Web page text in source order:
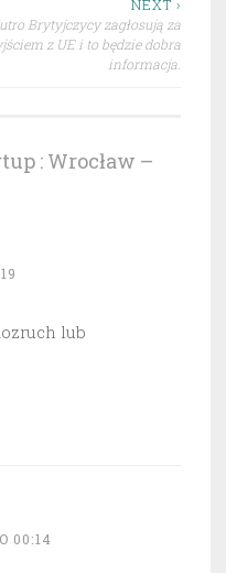
NEXT ›
Brytyjczycy zagłosują za
z UE i to będzie dobra
informacja.
: Wrocław –
lub
00:14